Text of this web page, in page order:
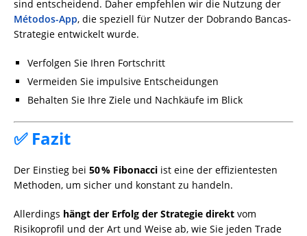
sind entscheidend. Daher empfehlen wir die Nutzung der
Métodos-App, die speziell für Nutzer der Dobrando Bancas-
Strategie entwickelt wurde.
Verfolgen Sie Ihren Fortschritt
Vermeiden Sie impulsive Entscheidungen
Behalten Sie Ihre Ziele und Nachkäufe im Blick
✅ Fazit
Der Einstieg bei 50 % Fibonacci ist eine der effizientesten
Methoden, um sicher und konstant zu handeln.
Allerdings hängt der Erfolg der Strategie direkt vom
Risikoprofil und der Art und Weise ab, wie Sie jeden Trade